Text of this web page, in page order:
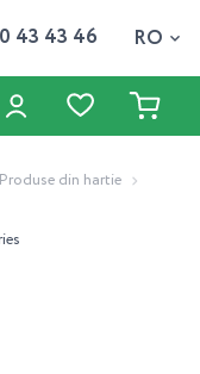
43 43 46 RO
Produse din hartie